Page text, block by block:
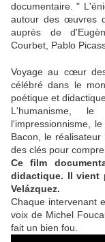
documentaire. "
autour des œuvres
auprès de
Courbet, Pablo
Voyage au cœur
célébré dans le
poétique et
L'humanisme, le
l'impressionnisme,
Bacon, le
des clés pour
Ce film
didactique. Il vient
Velázquez.
Chaque intervenant
voix de Michel
fait un bien fou.